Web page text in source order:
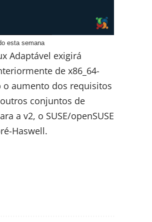
esta semana
Adaptável exigirá
de x86_64-
o aumento dos requisitos
outros conjuntos de
a v2, o SUSE/openSUSE
Haswell.